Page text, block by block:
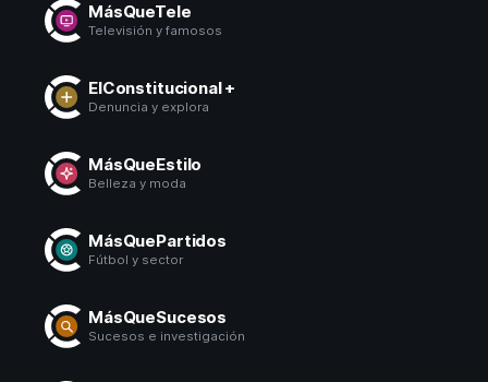
MásQueTele
Televisión y famosos
ElConstitucional +
Denuncia y explora
MásQueEstilo
Belleza y moda
MásQuePartidos
Fútbol y sector
MásQueSucesos
Sucesos e investigación